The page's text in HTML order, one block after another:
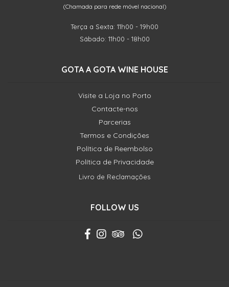
(Chamada para rede móvel nacional)
Terça a Sexta: 11h00 - 19h00
Sábado: 11h00 - 18h00
GOTA A GOTA WINE HOUSE
Visite a Loja no Porto
Contacte-nos
Parcerias
Termos e Condições
Política de Reembolso
Política de Privacidade
Livro de Reclamações
FOLLOW US